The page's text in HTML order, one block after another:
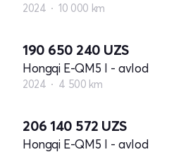
2024 10 000 km
190 650 240 UZS
Hongqi E-QM5 I - avlod
2024 4 500 km
206 140 572 UZS
Hongqi E-QM5 I - avlod